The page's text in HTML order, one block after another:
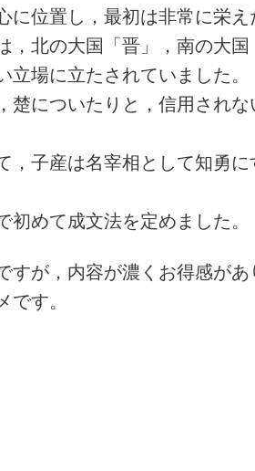
に位置し，最初は非常に栄
，北の大国「晋」，南の大
立場に立たされていました。
楚についたりと，信用され
，子産は名宰相として知勇
初めて成文法を定めました。
すが，内容が濃くお得感が
す。